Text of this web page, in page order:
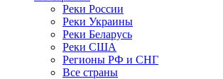
Реки России
Реки Украины
Реки Беларусь
Реки США
Регионы РФ и СНГ
Все страны